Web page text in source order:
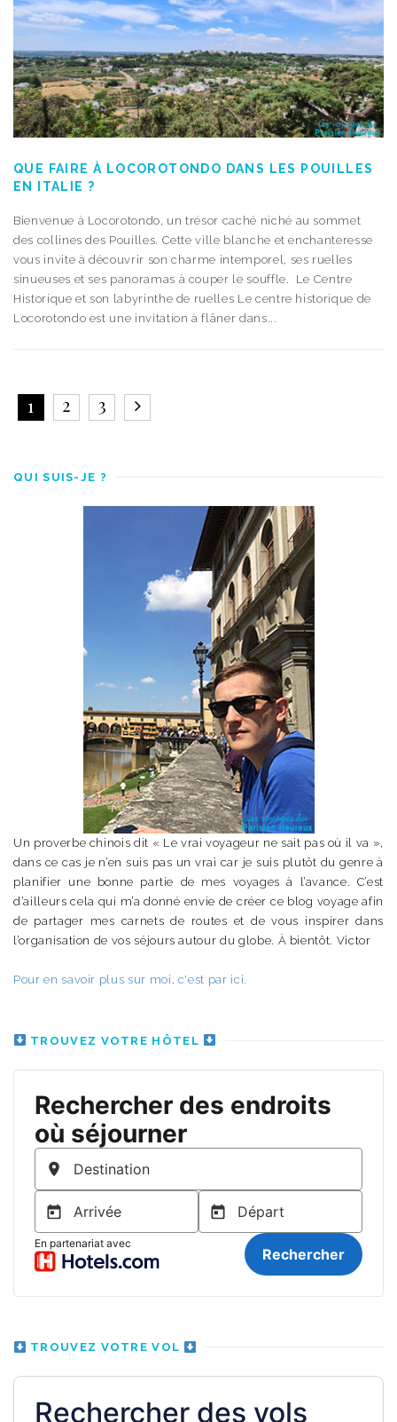
QUE FAIRE À LOCOROTONDO DANS LES POUILLES
EN ITALIE ?
Bienvenue à Locorotondo, un trésor caché niché au sommet
des collines des Pouilles. Cette ville blanche et enchanteresse
vous invite à découvrir son charme intemporel, ses ruelles
sinueuses et ses panoramas à couper le souffle. Le Centre
Historique et son labyrinthe de ruelles Le centre historique de
Locorotondo est une invitation à flâner dans...
1 2 3
QUI SUIS-JE ?
Un proverbe chinois dit « Le vrai voyageur ne sait pas où il va »,
dans ce cas je n’en suis pas un vrai car je suis plutôt du genre à
planifier une bonne partie de mes voyages à l’avance. C’est
d’ailleurs cela qui m’a donné envie de créer ce blog voyage afin
de partager mes carnets de routes et de vous inspirer dans
l’organisation de vos séjours autour du globe. À bientôt. Victor
Pour en savoir plus sur moi, c'est par ici.
TROUVEZ VOTRE HÔTEL
TROUVEZ VOTRE VOL